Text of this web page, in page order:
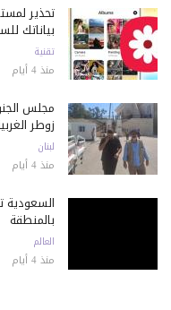
تحذير
بياناتك
تقنية
منذ 4 أيام
مجلس
زوطر
لبنان
منذ 4 أيام
السعودية
بالمنطقة
العالم
منذ 4 أيام